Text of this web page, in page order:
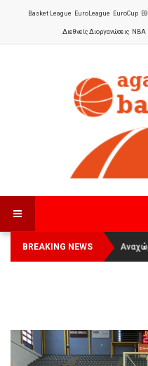
Basket League EuroLeague EuroCup
Διεθνείς Διοργανώσεις NBA
BREAKING NEWS
Οι